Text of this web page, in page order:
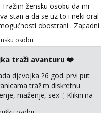
Tražim žensku osobu da mi
stan a da se uz to i neki oral
obostrani . Zapadni
se prvo porukom na
0958634499
osobu
traži avanturu ❤️
djevojka 26 god. prvi put
tražim diskretnu
maženje, sex :) Klikni na